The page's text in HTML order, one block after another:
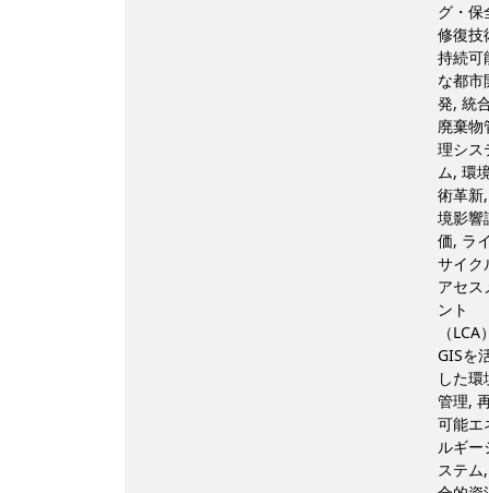
グ・保
修復技
持続可
な都市
発, 統
廃棄物
理シス
ム, 環
術革新
境影響
価, ラ
サイク
アセス
ント
（LCA
GISを
した環
管理,
可能エ
ルギー
ステム